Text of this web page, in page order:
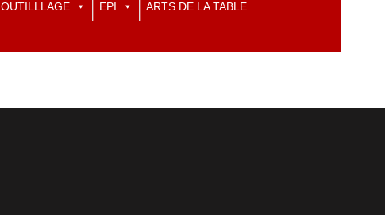
OUTILLLAGE EPI ARTS DE LA TABLE